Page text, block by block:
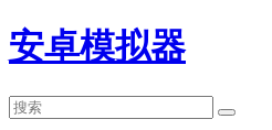
安卓模拟器